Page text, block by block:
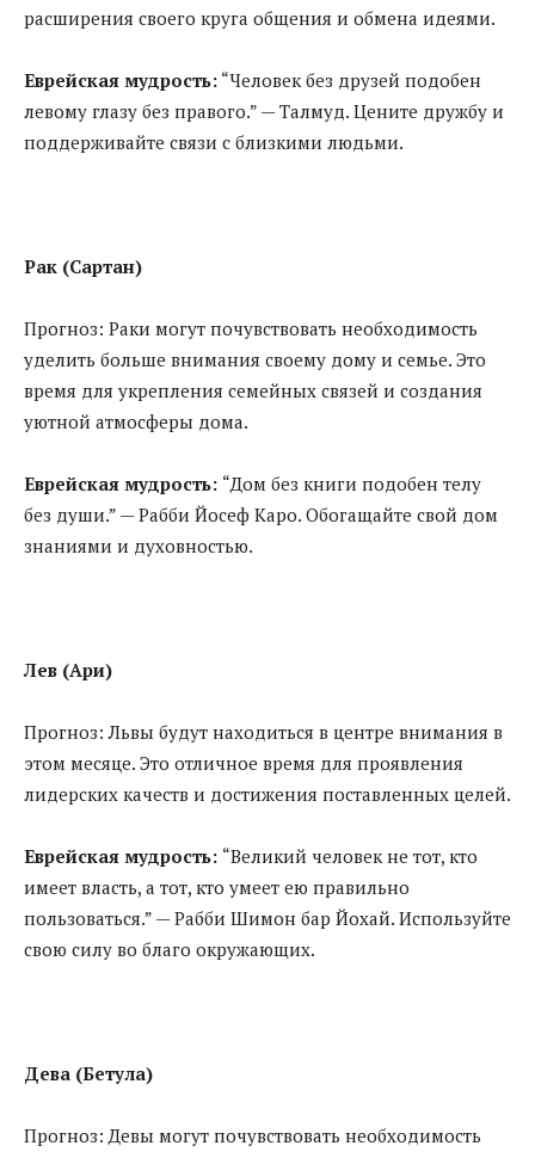
расширения своего круга общения и обмена идеями.
Еврейская мудрость: “Человек без друзей подобен
левому глазу без правого.” — Талмуд. Цените дружбу и
поддерживайте связи с близкими людьми.
Рак (Сартан)
Прогноз: Раки могут почувствовать необходимость
уделить больше внимания своему дому и семье. Это
время для укрепления семейных связей и создания
уютной атмосферы дома.
Еврейская мудрость: “Дом без книги подобен телу
без души.” — Рабби Йосеф Каро. Обогащайте свой дом
знаниями и духовностью.
Лев (Ари)
Прогноз: Львы будут находиться в центре внимания в
этом месяце. Это отличное время для проявления
лидерских качеств и достижения поставленных целей.
Еврейская мудрость: “Великий человек не тот, кто
имеет власть, а тот, кто умеет ею правильно
пользоваться.” — Рабби Шимон бар Йохай. Используйте
свою силу во благо окружающих.
Дева (Бетула)
Прогноз: Девы могут почувствовать необходимость